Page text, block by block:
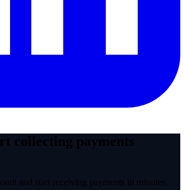
collecting payments
and start receiving payments in minutes.